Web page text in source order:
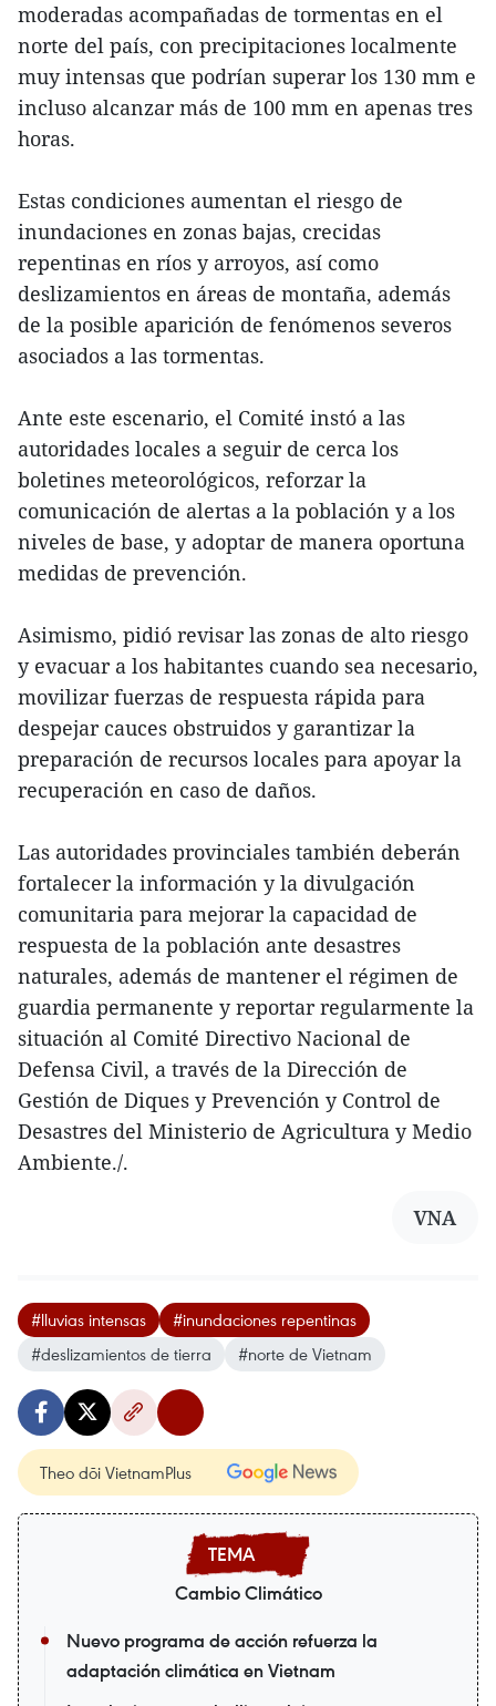
moderadas acompañadas de tormentas en el
norte del país, con precipitaciones localmente
muy intensas que podrían superar los 130 mm e
incluso alcanzar más de 100 mm en apenas tres
horas.
Estas condiciones aumentan el riesgo de
inundaciones en zonas bajas, crecidas
repentinas en ríos y arroyos, así como
deslizamientos en áreas de montaña, además
de la posible aparición de fenómenos severos
asociados a las tormentas.
Ante este escenario, el Comité instó a las
autoridades locales a seguir de cerca los
boletines meteorológicos, reforzar la
comunicación de alertas a la población y a los
niveles de base, y adoptar de manera oportuna
medidas de prevención.
Asimismo, pidió revisar las zonas de alto riesgo
y evacuar a los habitantes cuando sea necesario,
movilizar fuerzas de respuesta rápida para
despejar cauces obstruidos y garantizar la
preparación de recursos locales para apoyar la
recuperación en caso de daños.
Las autoridades provinciales también deberán
fortalecer la información y la divulgación
comunitaria para mejorar la capacidad de
respuesta de la población ante desastres
naturales, además de mantener el régimen de
guardia permanente y reportar regularmente la
situación al Comité Directivo Nacional de
Defensa Civil, a través de la Dirección de
Gestión de Diques y Prevención y Control de
Desastres del Ministerio de Agricultura y Medio
Ambiente./.
VNA
#lluvias intensas
#inundaciones repentinas
#deslizamientos de tierra
#norte de Vietnam
Theo dõi VietnamPlus
Cambio Climático
Nuevo programa de acción refuerza la
adaptación climática en Vietnam